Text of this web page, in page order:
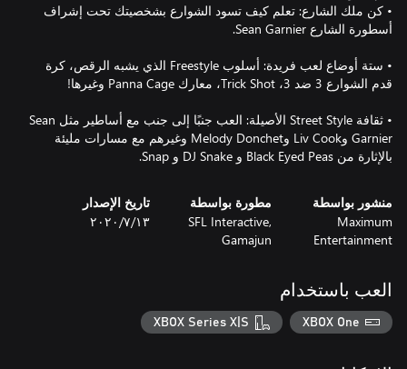
• كن ملك الشارع: تعلم كيف تسود الشوارع بشخصيتك تحت إشراف
• ستة أوضاع لعب فريدة: أسلوب Freestyle الذي يشبه الرقص، كرة
• ثقافة Street Style الأصيلة: العب جنبًا إلى جنب مع أساطير مثل Sean
Garnier وLiv Cook وMelody Donchet وغيرهم مع مسارات مليئة
بالإثارة من Black Eyed Peas و DJ Snake و Snap.
منشور بواسطة
Maximum
Entertainment
مطورة بواسطة
SFL Interactive,
Gamajun
تاريخ الإصدار
١٣‏/٧‏/٢٠٢٠
العب باستخدام
XBOX One
XBOX Series X|S